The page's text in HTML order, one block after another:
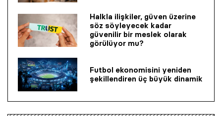
Halkla ilişkiler, güven üzerine
söz söyleyecek kadar
güvenilir bir mes­lek olarak
görülüyor mu?
Futbol ekonomisini yeniden
şekillendiren üç büyük dinamik